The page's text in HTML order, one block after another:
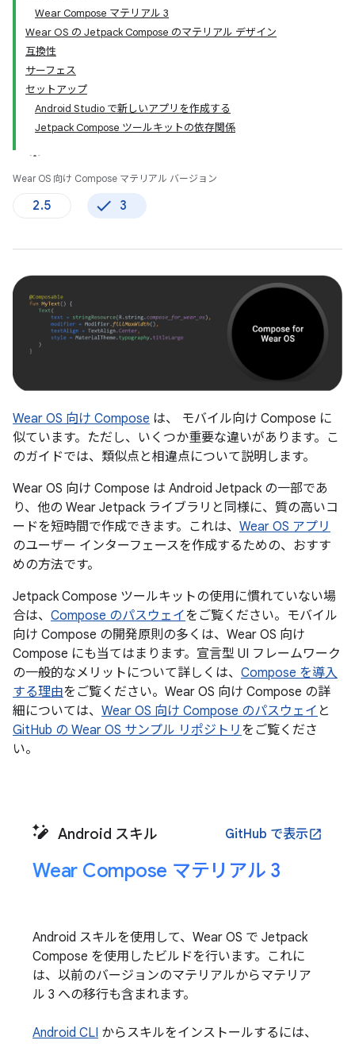
Wear Compose マテリアル 3
Wear OS の Jetpack Compose のマテリアル デザイン
互換性
サーフェス
セットアップ
Android Studio で新しいアプリを作成する
Jetpack Compose ツールキットの依存関係
Wear OS 向け Compose マテリアル バージョン
2.5 3
Wear OS 向け Compose は、 モバイル向け Compose に
似ています。ただし、いくつか重要な違いがあります。こ
のガイドでは、類似点と相違点について説明します。
Wear OS 向け Compose は Android Jetpack の一部であ
り、他の Wear Jetpack ライブラリと同様に、質の高いコ
ードを短時間で作成できます。これは、 Wear OS アプリ
のユーザー インターフェースを作成するための、おすす
めの方法です。
Jetpack Compose ツールキットの使用に慣れていない場
合は、 Compose のパスウェイをご覧ください。モバイル
向け Compose の開発原則の多くは、Wear OS 向け
Compose にも当てはまります。宣言型 UI フレームワーク
の一般的なメリットについて詳しくは、 Compose を導入
する理由をご覧ください。Wear OS 向け Compose の詳
細については、 Wear OS 向け Compose のパスウェイ と
GitHub の Wear OS サンプル リポジトリ をご覧くださ
い。
Android スキル GitHub で表示open_in_new
Wear Compose マテリアル 3
Android スキルを使用して、Wear OS で Jetpack
Compose を使用したビルドを行います。これに
は、以前のバージョンのマテリアルからマテリア
ル 3 への移行も含まれます。
Android CLI からスキルをインストールするには、